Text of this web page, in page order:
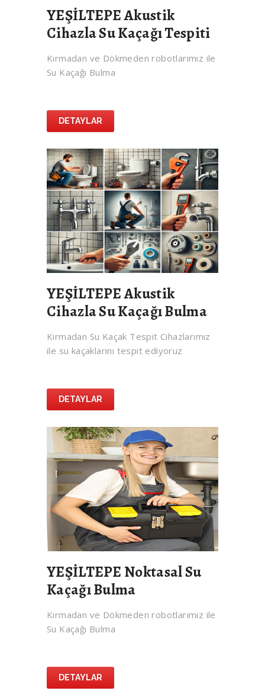
YEŞİLTEPE Akustik
Cihazla Su Kaçağı Tespiti
Kırmadan ve Dökmeden robotlarımız ile
Su Kaçağı Bulma
DETAYLAR
YEŞİLTEPE Akustik
Cihazla Su Kaçağı Bulma
Kırmadan Su Kaçak Tespit Cihazlarımız
ile su kaçaklarını tespit ediyoruz
DETAYLAR
YEŞİLTEPE Noktasal Su
Kaçağı Bulma
Kırmadan ve Dökmeden robotlarımız ile
Su Kaçağı Bulma
DETAYLAR